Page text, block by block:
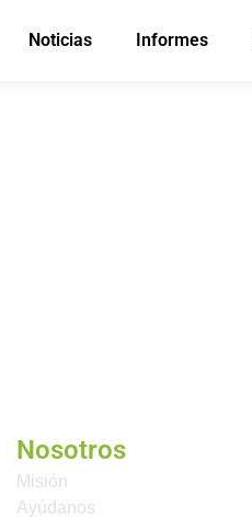
Noticias Informes
Nosotros
Misión
Ayúdanos